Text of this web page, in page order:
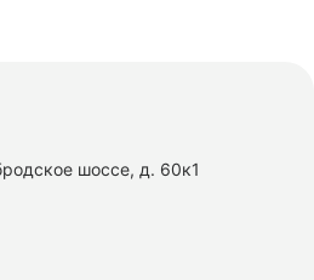
шоссе, д. 60к1